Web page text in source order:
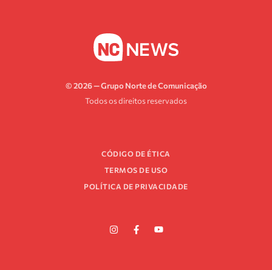
© 2026 — Grupo Norte de Comunicação
Todos os direitos reservados
CÓDIGO DE ÉTICA
TERMOS DE USO
POLÍTICA DE PRIVACIDADE